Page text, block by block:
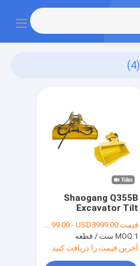
(4)
Shaogang Q355B
Excavator Tilt
خاک خاک
قیمت:USD 99.00 - USD3999.00
MOQ:1 ست / قطعه
آخرین قیمت را دریافت کنید